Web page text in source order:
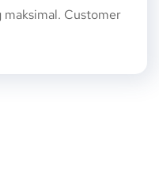
maksimal. Customer